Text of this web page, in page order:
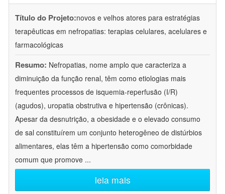
Título do Projeto:novos e velhos atores para estratégias
terapêuticas em nefropatias: terapias celulares, acelulares e
farmacológicas
Resumo: Nefropatias, nome amplo que caracteriza a
diminuição da função renal, têm como etiologias mais
frequentes processos de isquemia-reperfusão (I/R)
(agudos), uropatia obstrutiva e hipertensão (crônicas).
Apesar da desnutrição, a obesidade e o elevado consumo
de sal constituírem um conjunto heterogêneo de distúrbios
alimentares, elas têm a hipertensão como comorbidade
comum que promove ...
leia mais